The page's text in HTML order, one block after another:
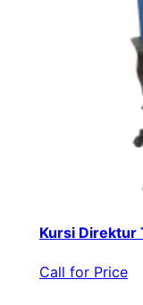
Kursi Direktur
Call for Price